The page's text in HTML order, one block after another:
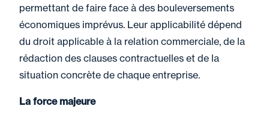
permettant de faire face à des bouleversements
économiques imprévus. Leur applicabilité dépend
du droit applicable à la relation commerciale, de la
rédaction des clauses contractuelles et de la
situation concrète de chaque entreprise.
La force majeure